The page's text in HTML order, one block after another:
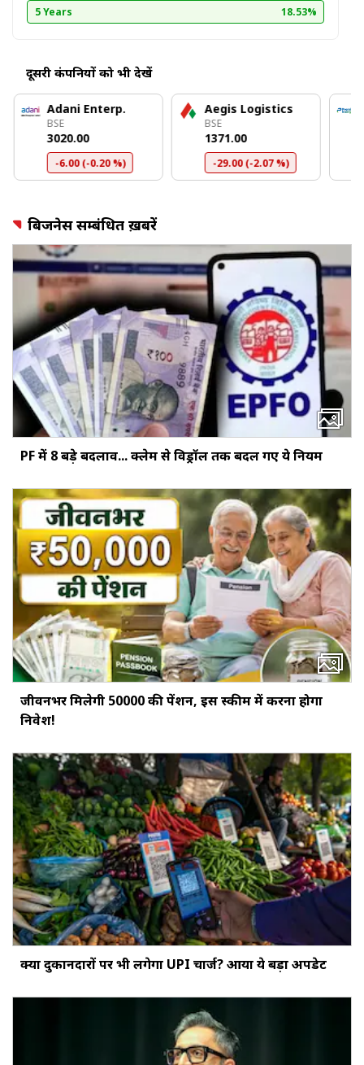
5 Years 18.53%
दूसरी कंपनियों को भी देखें
Adani Enterp.
BSE
₹3020.00
-6.00 (-0.20 %)
Aegis Logistics
BSE
₹1371.00
-29.00 (-2.07 %)
बिजनेस सम्बंधित ख़बरें
PF में 8 बड़े बदलाव... क्‍लेम से विड्रॉल तक बदल गए ये नियम
जीवनभर मिलेगी ₹50000 की पेंशन, इस स्‍कीम में करना होगा
निवेश!
क्‍या दुकानदारों पर भी लगेगा UPI चार्ज? आया ये बड़ा अपडेट